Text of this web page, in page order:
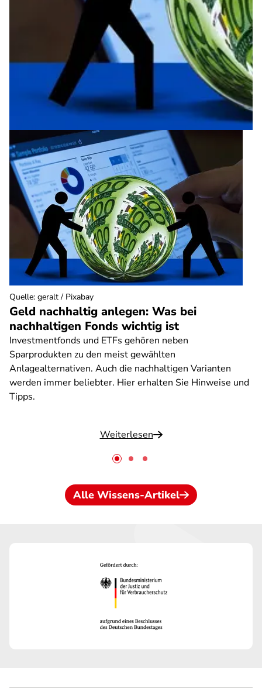
Geld nachhaltig anlegen: Was bei
nachhaltigen Fonds wichtig ist
Investmentfonds und ETFs gehören neben
Sparprodukten zu den meist gewählten
Anlagealternativen. Auch die nachhaltigen Varianten
werden immer beliebter. Hier erhalten Sie Hinweise und
Tipps.
Weiterlesen
Quelle: geralt / Pixabay
Alle Wissens-Artikel